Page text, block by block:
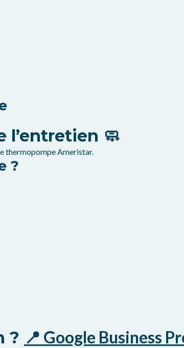
l’entretien 🧼
thermopompe Ameristar.
?
? 📍 Google Business